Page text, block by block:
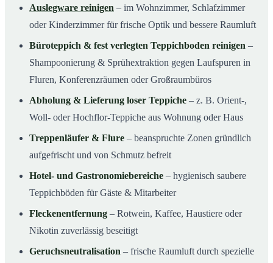
Auslegware reinigen – im Wohnzimmer, Schlafzimmer
oder Kinderzimmer für frische Optik und bessere Raumluft
Büroteppich & fest verlegten Teppichboden reinigen –
Shampoonierung & Sprühextraktion gegen Laufspuren in
Fluren, Konferenzräumen oder Großraumbüros
Abholung & Lieferung loser Teppiche – z. B. Orient-,
Woll- oder Hochflor-Teppiche aus Wohnung oder Haus
Treppenläufer & Flure – beanspruchte Zonen gründlich
aufgefrischt und von Schmutz befreit
Hotel- und Gastronomiebereiche – hygienisch saubere
Teppichböden für Gäste & Mitarbeiter
Fleckenentfernung – Rotwein, Kaffee, Haustiere oder
Nikotin zuverlässig beseitigt
Geruchsneutralisation – frische Raumluft durch spezielle